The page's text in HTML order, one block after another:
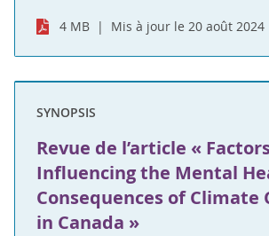
4 MB Mis à jour le 20 août 2024
SYNOPSIS
Revue de l’article «
Influencing the Mental
Consequences of Climate
in Canada »